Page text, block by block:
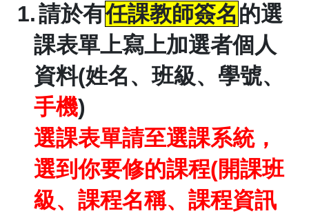
1.請於有任課教師簽名的選
課表單上寫上加選者個人
資料(姓名、班級、學號、
手機)
選課表單請至選課系統，
選到你要修的課程(開課班
級、課程名稱、課程資訊